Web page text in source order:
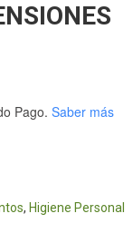
Pago. Saber más
, Higiene Personal